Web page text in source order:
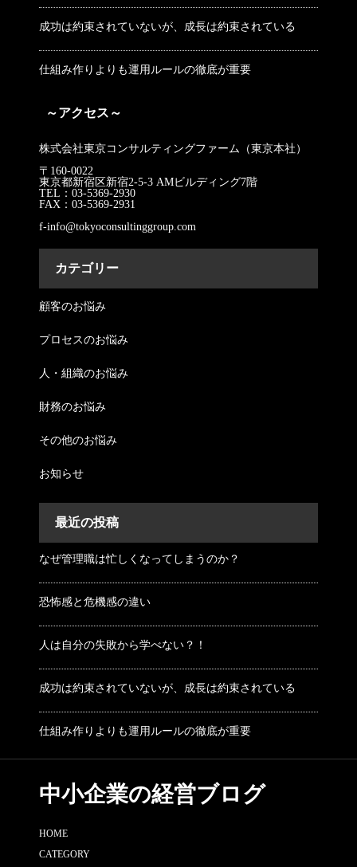
成功は約束されていないが、成長は約束されている
仕組み作りよりも運用ルールの徹底が重要
～アクセス～
株式会社東京コンサルティングファーム（東京本社）
〒160-0022
東京都新宿区新宿2-5-3 AMビルディング7階
TEL：03-5369-2930
FAX：03-5369-2931
f-info@tokyoconsultinggroup.com
カテゴリー
顧客のお悩み
プロセスのお悩み
人・組織のお悩み
財務のお悩み
その他のお悩み
お知らせ
最近の投稿
なぜ管理職は忙しくなってしまうのか？
恐怖感と危機感の違い
人は自分の失敗から学べない？！
成功は約束されていないが、成長は約束されている
仕組み作りよりも運用ルールの徹底が重要
中小企業の経営ブログ
HOME
CATEGORY